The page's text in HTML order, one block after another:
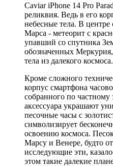
Caviar iPhone 14 Pro
реликвия. Ведь в его
небесные тела. В
Марса - метеорит с
упавший со спутника
обозначенных
тела из далекого космоса.
Кроме сложного
корпус смартфона
собранного по частному
аксессуара украшают
песочные часы с
символизирует
освоению космоса.
Марсу и Венере, будто
исследующие эти,
этом такие далекие